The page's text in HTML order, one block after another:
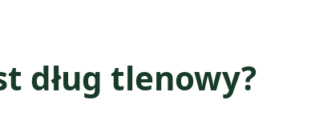
dług tlenowy?